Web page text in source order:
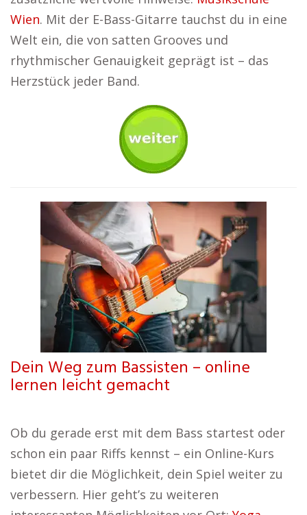
Wien. Mit der E-Bass-Gitarre tauchst du in eine
Welt ein, die von satten Grooves und
rhythmischer Genauigkeit geprägt ist – das
Herzstück jeder Band.
Dein Weg zum Bassisten – online
lernen leicht gemacht
Ob du gerade erst mit dem Bass startest oder
schon ein paar Riffs kennst – ein Online-Kurs
bietet dir die Möglichkeit, dein Spiel weiter zu
verbessern. Hier geht’s zu weiteren